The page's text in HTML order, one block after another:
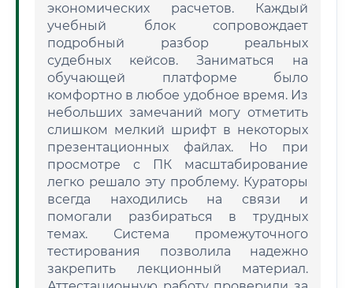
экономических расчетов. Каждый
учебный блок сопровождает
подробный разбор реальных
судебных кейсов. Заниматься на
обучающей платформе было
комфортно в любое удобное время. Из
небольших замечаний могу отметить
слишком мелкий шрифт в некоторых
презентационных файлах. Но при
просмотре с ПК масштабирование
легко решало эту проблему. Кураторы
всегда находились на связи и
помогали разбираться в трудных
темах. Система промежуточного
тестирования позволила надежно
закрепить лекционный материал.